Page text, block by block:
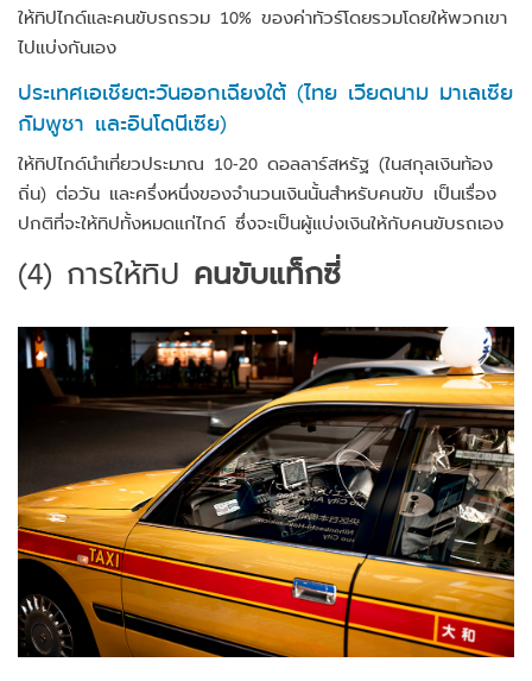
ให้ทิปไกด์และคนขับรถรวม 10% ของค่าทัวร์โดยรวมโดยให้พวกเขา
ไปแบ่งกันเอง
ประเทศเอเชียตะวันออกเฉียงใต้ (ไทย เวียดนาม มาเลเซีย
กัมพูชา และอินโดนีเซีย)
ให้ทิปไกด์นำเที่ยวประมาณ 10-20 ดอลลาร์สหรัฐ (ในสกุลเงินท้อง
ถิ่น) ต่อวัน และครึ่งหนึ่งของจำนวนเงินนั้นสำหรับคนขับ เป็นเรื่อง
ปกติที่จะให้ทิปทั้งหมดแก่ไกด์ ซึ่งจะเป็นผู้แบ่งเงินให้กับคนขับรถเอง
(4) การให้ทิป คนขับแท็กซี่